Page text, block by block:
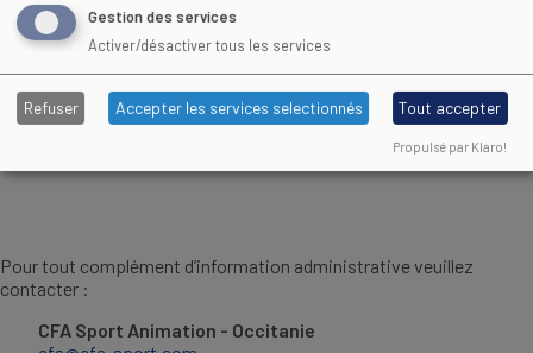
Regarder la vidéo
Consulter le réglement intérieur du CFA :
Pour tout complément d’information administrative veuillez
contacter :
CFA Sport Animation - Occitanie
Gestion des services
Activer/désactiver tous les services
Refuser Accepter les services selectionnés Tout accepter
Propulsé par Klaro!